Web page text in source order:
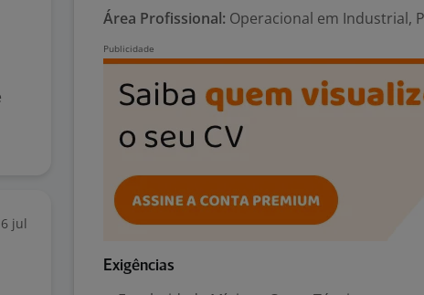
6 jul
Área Profissional: Operacional em Industrial,
Exigências